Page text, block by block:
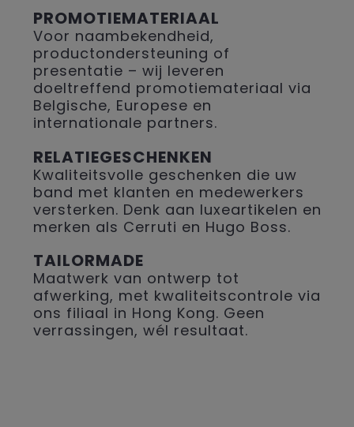
PROMOTIEMATERIAAL
Voor naambekendheid,
productondersteuning of
presentatie – wij leveren
doeltreffend promotiemateriaal via
Belgische, Europese en
internationale partners.
RELATIEGESCHENKEN
Kwaliteitsvolle geschenken die uw
band met klanten en medewerkers
versterken. Denk aan luxeartikelen en
merken als Cerruti en Hugo Boss.
TAILORMADE
Maatwerk van ontwerp tot
afwerking, met kwaliteitscontrole via
ons filiaal in Hong Kong. Geen
verrassingen, wél resultaat.